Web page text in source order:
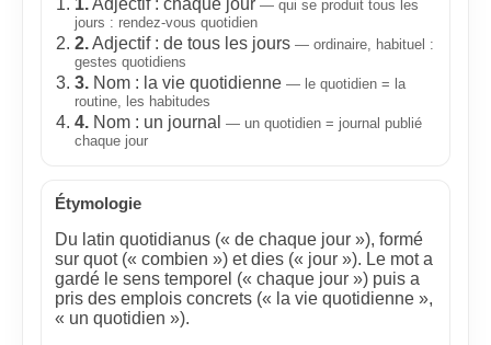
1.Adjectif : chaque jour — qui se produit tous les
jours : rendez‑vous quotidien
2.Adjectif : de tous les jours — ordinaire, habituel :
gestes quotidiens
3. Nom : la vie quotidienne — le quotidien = la
routine, les habitudes
4. Nom : un journal — un quotidien = journal publié
chaque jour
Étymologie
Du latin quotidianus (« de chaque jour »), formé
sur quot (« combien ») et dies (« jour »). Le mot a
gardé le sens temporel (« chaque jour ») puis a
pris des emplois concrets (« la vie quotidienne »,
« un quotidien »).